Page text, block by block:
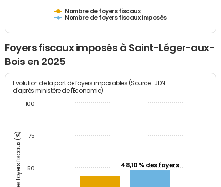
Nombre de foyers fiscaux
Nombre de foyers fiscaux imposés
Foyers fiscaux imposés à Saint-Léger-aux-
Bois en 2025
Part des foyers fiscaux (%)
Evolution de la part de foyers imposables (Source : JDN
d'après ministère de l'Economie)
48,10 % des foyers
50
75
100